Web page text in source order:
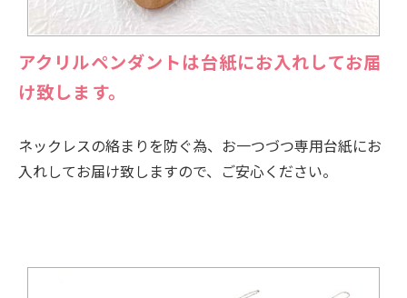
アクリルペンダントは台紙にお入れしてお届
け致します。
ネックレスの絡まりを防ぐ為、お一つづつ専用台紙にお
入れしてお届け致しますので、ご安心ください。